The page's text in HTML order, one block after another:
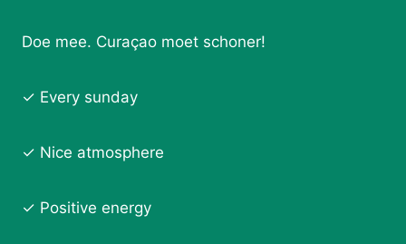
Doe mee. Curaçao moet schoner!
✓ Every sunday
✓ Nice atmosphere
✓ Positive energy